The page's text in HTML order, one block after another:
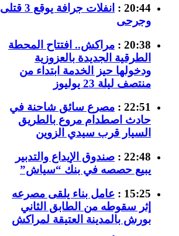
20:44 :
انفلات جرافة يوقع 3 قتلى
وجرحى
20:38 :
مراكش.. افتتاح المحطة
الطرقية الجديدة بالعزوزية
ودخولها حيز الخدمة ابتداء من
منتصف ليلة 23 يوليوز
22:51 :
مصرع سائق شاحنة في
حادث اصطدام مروع بالطريق
السيار قرب سيدي الزوين
22:48 :
صندوق الإيداع والتدبير
يبيع حصصه في بنك “سياش”
15:25 :
عامل بناء يلقى مصرعه
إثر سقوطه من الطابق الثاني
بورش بالمدينة العتيقة لمراكش